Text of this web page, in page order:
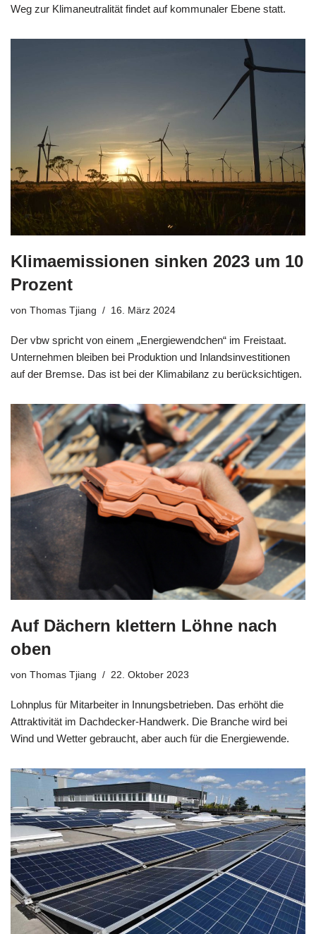
Weg zur Klimaneutralität findet auf kommunaler Ebene statt.
Klimaemissionen sinken 2023 um 10
Prozent
von Thomas Tjiang 16. März 2024
Der vbw spricht von einem „Energiewendchen“ im Freistaat.
Unternehmen bleiben bei Produktion und Inlandsinvestitionen
auf der Bremse. Das ist bei der Klimabilanz zu berücksichtigen.
Auf Dächern klettern Löhne nach
oben
von Thomas Tjiang 22. Oktober 2023
Lohnplus für Mitarbeiter in Innungsbetrieben. Das erhöht die
Attraktivität im Dachdecker-Handwerk. Die Branche wird bei
Wind und Wetter gebraucht, aber auch für die Energiewende.